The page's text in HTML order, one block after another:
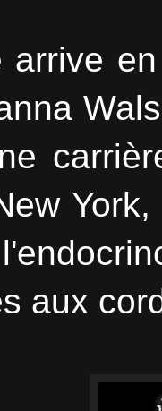
arrive
York,
aux